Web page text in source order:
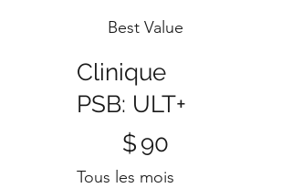
Best Value
Clinique
PSB: ULT+
$ 90
Tous les mois